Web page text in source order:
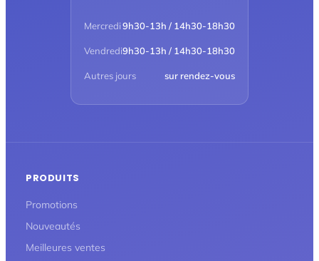
Mercredi9h30-13h / 14h30-18h30
Vendredi9h30-13h / 14h30-18h30
Autres jours sur rendez-vous
PRODUITS
Promotions
Nouveautés
Meilleures ventes